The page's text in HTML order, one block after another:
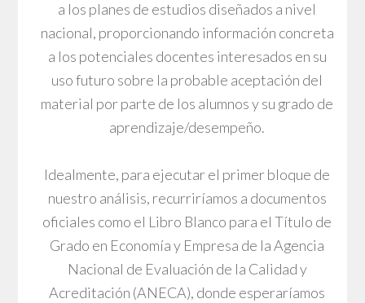
a los planes de estudios diseñados a nivel
nacional, proporcionando información concreta
a los potenciales docentes interesados en su
uso futuro sobre la probable aceptación del
material por parte de los alumnos y su grado de
aprendizaje/desempeño.
Idealmente, para ejecutar el primer bloque de
nuestro análisis, recurriríamos a documentos
oficiales como el Libro Blanco para el Título de
Grado en Economía y Empresa de la Agencia
Nacional de Evaluación de la Calidad y
Acreditación (ANECA), donde esperaríamos